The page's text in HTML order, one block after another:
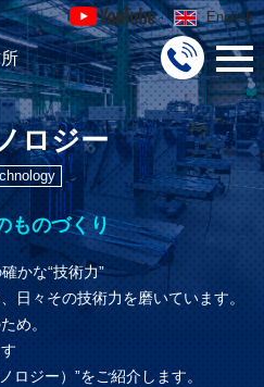
English
ロジー
ものづくり
かな“技術力”
日々その技術力を磨いています。
め。
ロジー）”をご紹介します。